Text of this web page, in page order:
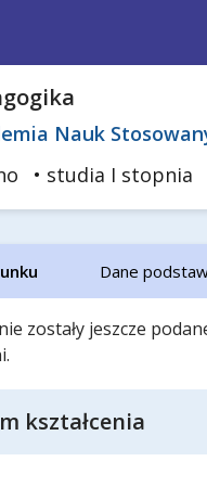
Nauk
• studia I stopnia
Dane
zostały jeszcze
kształcenia